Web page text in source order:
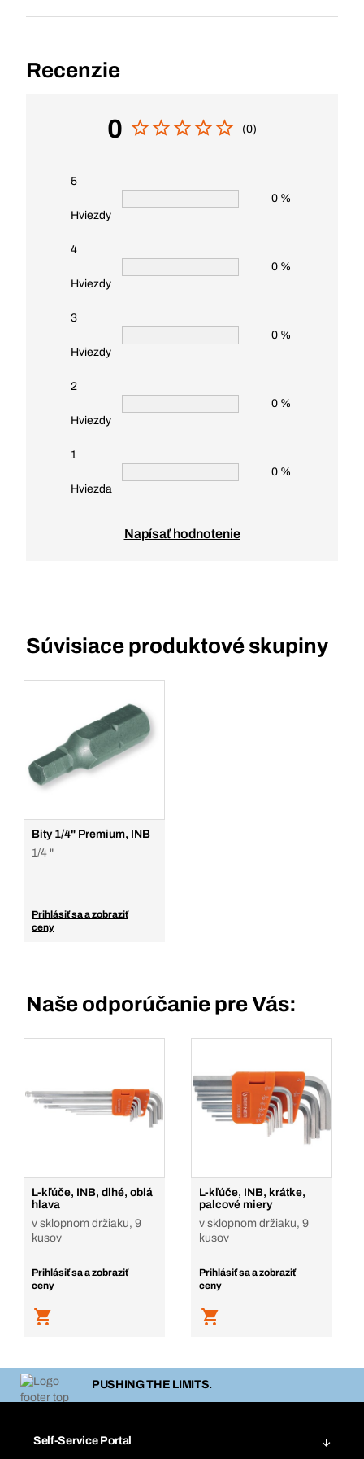
Recenzie
0 (0)
5
Hviezdy
0 %
4
Hviezdy
0 %
3
Hviezdy
0 %
2
Hviezdy
0 %
1
Hviezda
0 %
Napísať hodnotenie
Súvisiace produktové skupiny
Bity 1/4" Premium, INB
1/4 "
Prihlásiť sa a zobraziť
ceny
Naše odporúčanie pre Vás:
L-kľúče, INB, dlhé, oblá
hlava
v sklopnom držiaku, 9
kusov
Prihlásiť sa a zobraziť
ceny
L-kľúče, INB, krátke,
palcové miery
v sklopnom držiaku, 9
kusov
Prihlásiť sa a zobraziť
ceny
PUSHING THE LIMITS.
Self-Service Portal